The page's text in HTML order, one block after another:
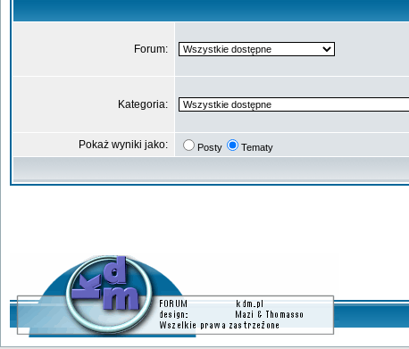
Forum:
Kategoria:
Pokaż wyniki jako: Posty Tematy